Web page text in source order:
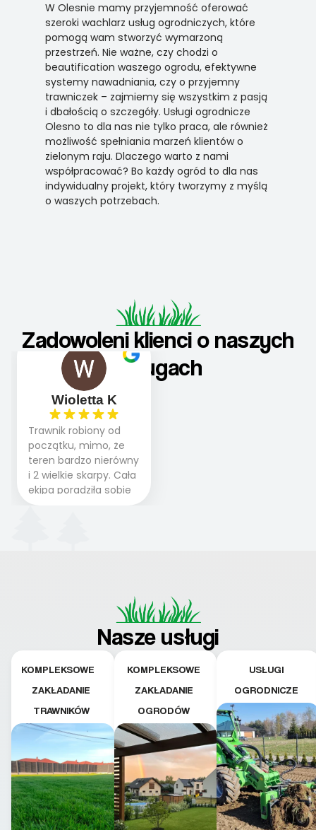
W Olesnie mamy przyjemność oferować
szeroki wachlarz usług ogrodniczych, które
pomogą wam stworzyć wymarzoną
przestrzeń. Nie ważne, czy chodzi o
beautification waszego ogrodu, efektywne
systemy nawadniania, czy o przyjemny
trawniczek – zajmiemy się wszystkim z pasją
i dbałością o szczegóły. Usługi ogrodnicze
Olesno to dla nas nie tylko praca, ale również
możliwość spełniania marzeń klientów o
zielonym raju. Dlaczego warto z nami
współpracować? Bo każdy ogród to dla nas
indywidualny projekt, który tworzymy z myślą
o waszych potrzebach.
Zadowoleni klienci o naszych
usługach
Wioletta K
Trawnik robiony od
początku, mimo, że
teren bardzo nierówny
i 2 wielkie skarpy. Cała
ekipa poradziła sobie
WSPANIALE od
pielęgnacji trawnika
teraz i na późniejszym
etapie jest dużym
plusem. Teraz razem
z dzieckiem i małym
pięknym trawnikiem :)
A trawa robi efekt
WOW. Polecam firmę
Nasze usługi
KOMPLEKSOWE
ZAKŁADANIE
TRAWNIKÓW
KOMPLEKSOWE
ZAKŁADANIE
OGRODÓW
USŁUGI
OGRODNICZE